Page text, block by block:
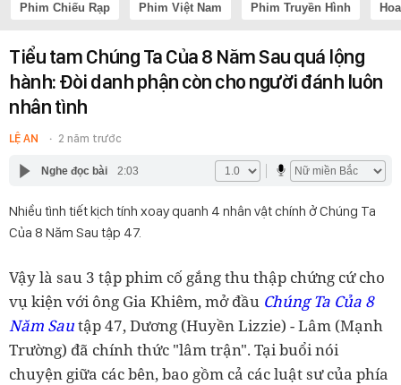
Phim Chiếu Rạp Phim Việt Nam Phim Truyền Hình
Tiểu tam Chúng Ta Của 8 Năm Sau quá lộng
hành: Đòi danh phận còn cho người đánh luôn
nhân tình
LỆ AN 2 năm trước
Nghe đọc bài 2:03
Nhiều tình tiết kịch tính xoay quanh 4 nhân vật chính ở Chúng Ta
Của 8 Năm Sau tập 47.
Vậy là sau 3 tập phim cố gắng thu thập chứng cứ cho
vụ kiện với ông Gia Khiêm, mở đầu Chúng Ta Của 8
Năm Sautập 47, Dương (Huyền Lizzie) - Lâm (Mạnh
Trường) đã chính thức "lâm trận". Tại buổi nói
chuyện giữa các bên, bao gồm cả các luật sư của phía